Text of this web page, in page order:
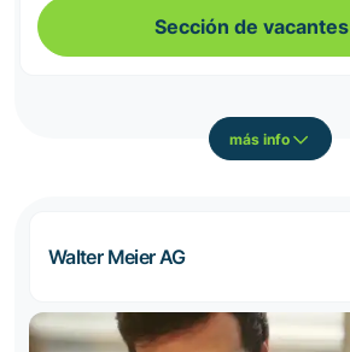
Sección de vacantes
más info
Walter Meier AG